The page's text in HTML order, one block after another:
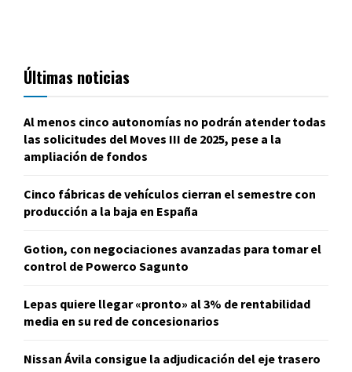
Últimas noticias
Al menos cinco autonomías no podrán atender todas
las solicitudes del Moves III de 2025, pese a la
ampliación de fondos
Cinco fábricas de vehículos cierran el semestre con
producción a la baja en España
Gotion, con negociaciones avanzadas para tomar el
control de Powerco Sagunto
Lepas quiere llegar «pronto» al 3% de rentabilidad
media en su red de concesionarios
Nissan Ávila consigue la adjudicación del eje trasero